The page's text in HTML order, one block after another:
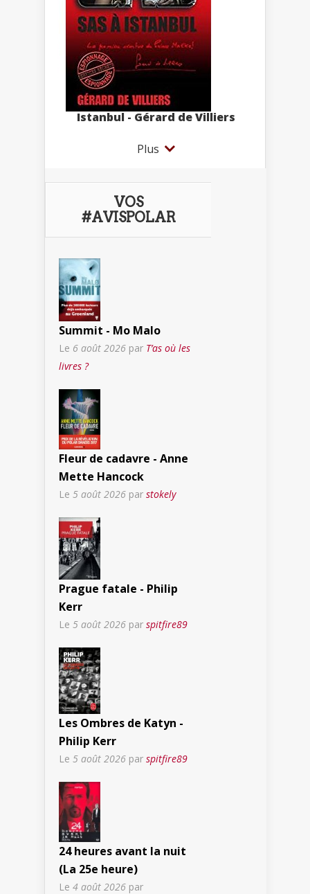
Istanbul - Gérard de Villiers
Plus
VOS
#AVISPOLAR
Summit - Mo Malo
Le 6 août 2026 par T’as où les
livres ?
Fleur de cadavre - Anne
Mette Hancock
Le 5 août 2026 par stokely
Prague fatale - Philip
Kerr
Le 5 août 2026 par spitfire89
Les Ombres de Katyn -
Philip Kerr
Le 5 août 2026 par spitfire89
24 heures avant la nuit
(La 25e heure)
Le 4 août 2026 par